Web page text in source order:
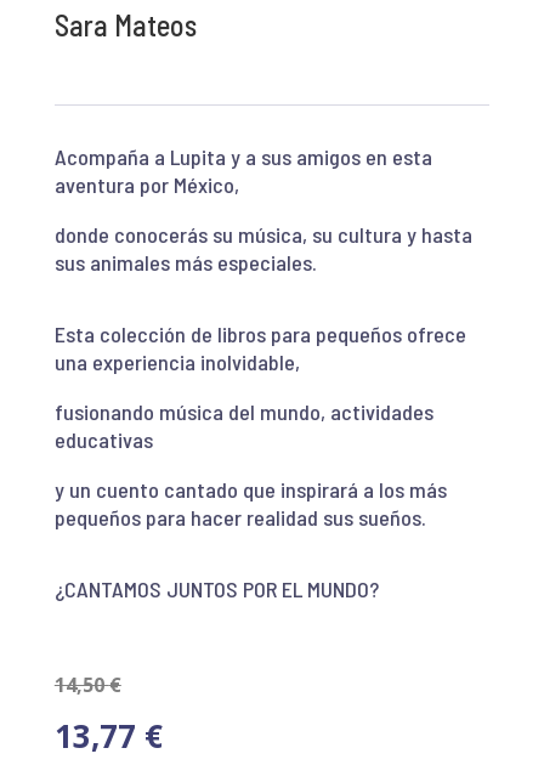
Sara Mateos
Acompaña a Lupita y a sus amigos en esta
aventura por México,
donde conocerás su música, su cultura y hasta
sus animales más especiales.
Esta colección de libros para pequeños ofrece
una experiencia inolvidable,
fusionando música del mundo, actividades
educativas
y un cuento cantado que inspirará a los más
pequeños para hacer realidad sus sueños.
¿CANTAMOS JUNTOS POR EL MUNDO?
14,50€
13,77 €